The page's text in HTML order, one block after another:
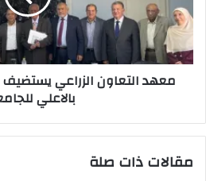
الدراسات
الزراعية
بالاعلي
للجامعات
معهد التعاون الزراعي يستضيف
بالاعلي
مقالات ذات صلة